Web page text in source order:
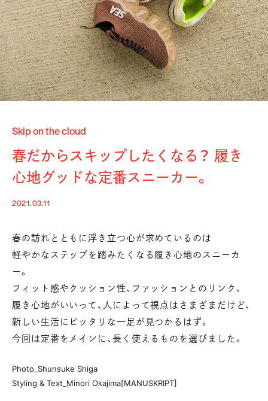
Skip on the cloud
春だからスキップしたくなる？ 履き
心地グッドな定番スニーカー。
2021.03.11
春の訪れとともに浮き立つ心が求めているのは
軽やかなステップを踏みたくなる履き心地のスニーカ
ー。
フィット感やクッション性、ファッションとのリンク、
履き心地がいいって、人によって視点はさまざまだけど、
新しい生活にピッタリな一足が見つかるはず。
今回は定番をメインに、長く使えるものを選びました。
Photo_Shunsuke Shiga
Styling & Text_Minori Okajima[MANUSKRIPT]